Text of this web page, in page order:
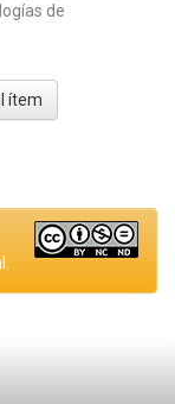
de
ítem